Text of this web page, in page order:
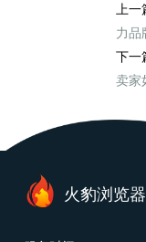
上一
力品
下一
卖家
火豹浏览器